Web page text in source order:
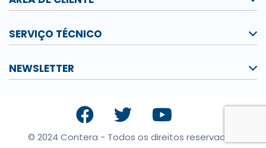
SERVIÇO TÉCNICO
NEWSLETTER
© 2024 Contera - Todos os direitos reservados.